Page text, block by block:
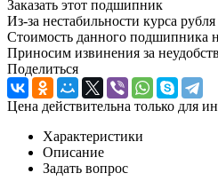
Заказать этот подшипник
Из-за нестабильности курса
Стоимость данного подшипника
Приносим извинения за
Поделиться
Цена действительна только для
Характеристики
Описание
Задать вопрос